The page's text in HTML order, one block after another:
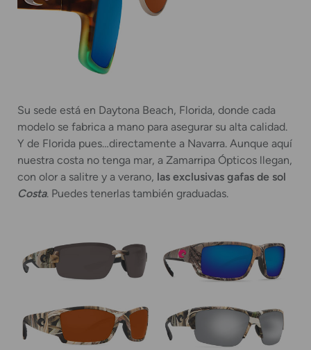
Su sede está en Daytona Beach, Florida, donde cada
modelo se fabrica a mano para asegurar su alta calidad.
Y de Florida pues…directamente a Navarra. Aunque aquí
nuestra costa no tenga mar, a Zamarripa Ópticos llegan,
con olor a salitre y a verano, las exclusivas gafas de sol
Costa. Puedes tenerlas también graduadas.